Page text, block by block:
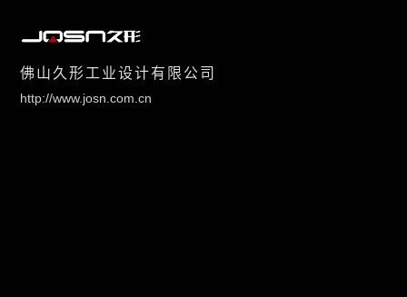
佛山久形工业设计有限公司
http://www.josn.com.cn